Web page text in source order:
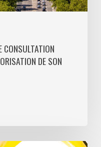
CONSULTATION
DE SON